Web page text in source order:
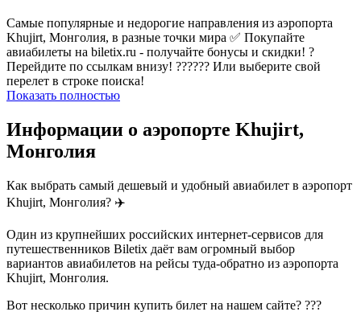
Самые популярные и недорогие направления из аэропорта
Khujirt, Монголия, в разные точки мира ✅ Покупайте
авиабилеты на biletix.ru - получайте бонусы и скидки! ?
Перейдите по ссылкам внизу! ?????? Или выберите свой
перелет в строке поиска!
Показать полностью
Информации о аэропорте Khujirt,
Монголия
Как выбрать самый дешевый и удобный авиабилет в аэропорт
Khujirt, Монголия? ✈️
Один из крупнейших российских интернет-сервисов для
путешественников Biletix даёт вам огромный выбор
вариантов авиабилетов на рейсы туда-обратно из аэропорта
Khujirt, Монголия.
Вот несколько причин купить билет на нашем сайте? ???